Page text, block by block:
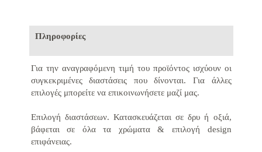
Πληροφορίες
Για την αναγραφόμενη τιμή του προϊόντος ισχύουν οι
συγκεκριμένες διαστάσεις που δίνονται.
Για άλλες
επιλογές μπορείτε να επικοινωνήσετε μαζί μας.
Επιλογή διαστάσεων. Κατασκευάζεται σε δρυ ή οξιά,
βάφεται σε όλα τα χρώματα & επιλογή design
επιφάνειας.